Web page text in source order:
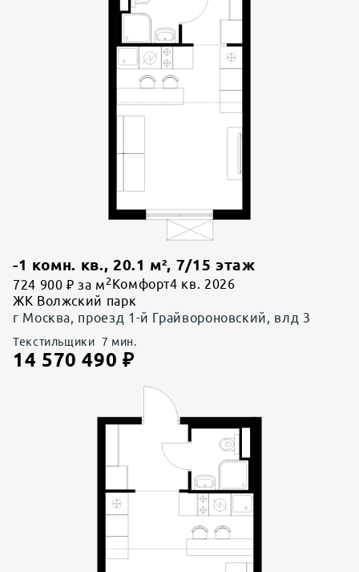
-1 комн. кв., 20.1 м², 7/15 этаж
724 900 ₽ за м 2 Комфорт4 кв. 2026
ЖК Волжский парк
г Москва, проезд 1-й Грайвороновский, влд 3
Текстильщики 7 мин.
14 570 490 ₽